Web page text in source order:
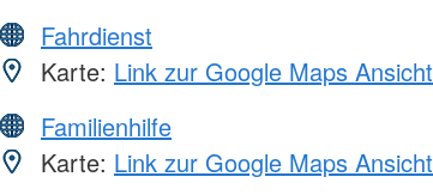
Fahrdienst
Karte: Link zur Google Maps Ansicht
Familienhilfe
Karte: Link zur Google Maps Ansicht